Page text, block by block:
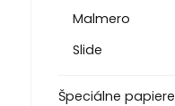
Malmero
Slide
Špeciálne papiere